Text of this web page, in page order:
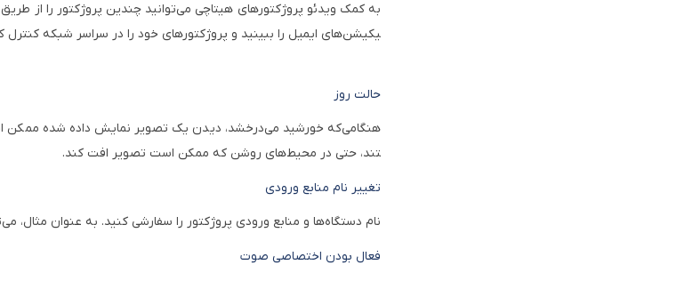
به کمک ویدئو پروژکتورهای هیتاچی می‌توانید چندین پروژکتور را از
یکیشن‌های ایمیل را ببینید و پروژکتورهای خود را در سراسر شبکه کنترل
حالت روز
هنگامی‌که خورشید می‌درخشد، دیدن یک تصویر نمایش داده شده ممکن
تند، حتی در محیط‌های روشن که ممکن است تصویر افت کند.
تغییر نام منابع ورودی
نام دستگاه‌ها و منابع ورودی پروژکتور را سفارشی کنید. به عنوان
فعال بودن اختصاصی صوت